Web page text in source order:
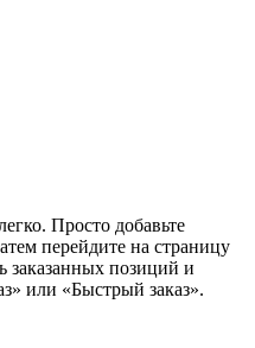
Просто добавьте
перейдите на страницу
заказанных позиций и
или «Быстрый заказ».